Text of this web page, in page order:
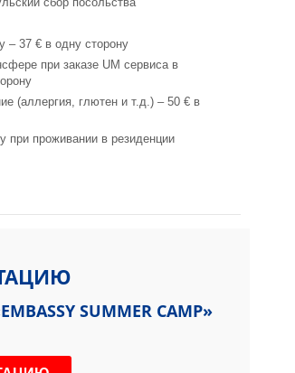
– 37 € в одну сторону
при заказе UM сервиса в
(аллергия, глютен и т.д.) – 50 € в
при проживании в резиденции
SUMMER CAMP»